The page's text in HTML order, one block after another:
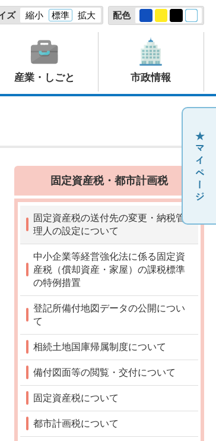
ズ 縮小 標準 拡大 配色
産業・しごと 市政情報
固定資産税・都市計画税
固定資産税の送付先の変更・納税管
理人の設定について
中小企業等経営強化法に係る固定資
産税（償却資産・家屋）の課税標準
の特例措置
登記所備付地図データの公開につい
て
相続土地国庫帰属制度について
備付図面等の閲覧・交付について
固定資産税について
都市計画税について